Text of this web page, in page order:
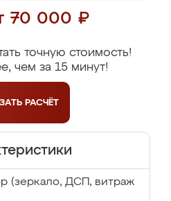
70 000 ₽
точную стоимость!
чем за 15 минут!
РАСЧЁТ
(зеркало, ДСП, витраж